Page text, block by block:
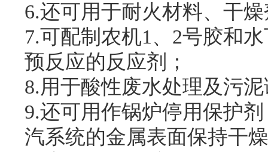
6.还可用于耐火材料、干
7.可配制农机1、2号胶和
预反应的反应剂；
8.用于酸性废水处理及污
9.还可用作锅炉停用保护
汽系统的金属表面保持干